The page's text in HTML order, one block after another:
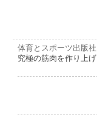
体育とスポーツ出版社
究極の筋肉を作り上